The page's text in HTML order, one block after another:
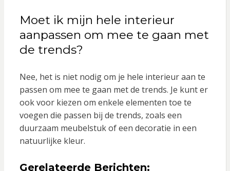
Moet ik mijn hele interieur
aanpassen om mee te gaan met
de trends?
Nee, het is niet nodig om je hele interieur aan te
passen om mee te gaan met de trends. Je kunt er
ook voor kiezen om enkele elementen toe te
voegen die passen bij de trends, zoals een
duurzaam meubelstuk of een decoratie in een
natuurlijke kleur.
Gerelateerde Berichten: